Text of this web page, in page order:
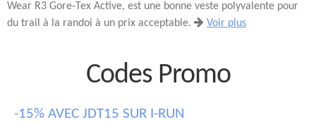
Wear R3 Gore-Tex Active, est une bonne veste polyvalente pour
du trail à la randoi à un prix acceptable.
Voir plus
Codes Promo
-15% AVEC JDT15 SUR I-RUN